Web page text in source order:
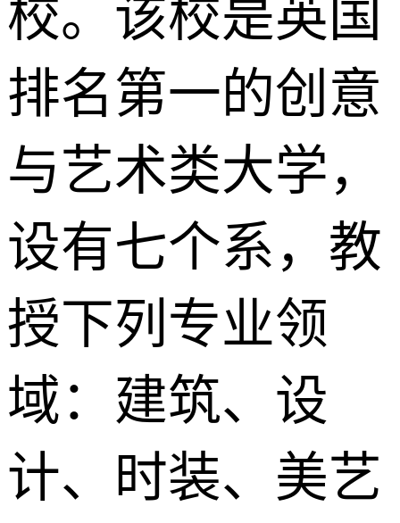
校。该校是英国
排名第一的创意
与艺术类大学，
设有七个系，教
授下列专业领
域：建筑、设
计、时装、美艺